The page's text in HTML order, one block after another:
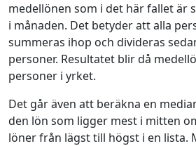
medellönen som i det här fallet är
i månaden. Det betyder att alla
summeras ihop och divideras
personer. Resultatet blir då
personer i yrket.
Det går även att beräkna en
den lön som ligger mest i mitten
löner från lägst till högst i en lista.